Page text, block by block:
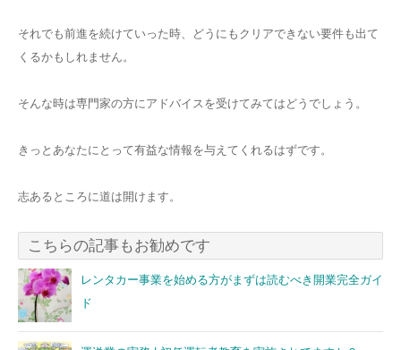
それでも前進を続けていった時、どうにもクリアできない要件も出て
くるかもしれません。
そんな時は専門家の方にアドバイスを受けてみてはどうでしょう。
きっとあなたにとって有益な情報を与えてくれるはずです。
志あるところに道は開けます。
こちらの記事もお勧めです
レンタカー事業を始める方がまずは読むべき開業完全ガイ
ド